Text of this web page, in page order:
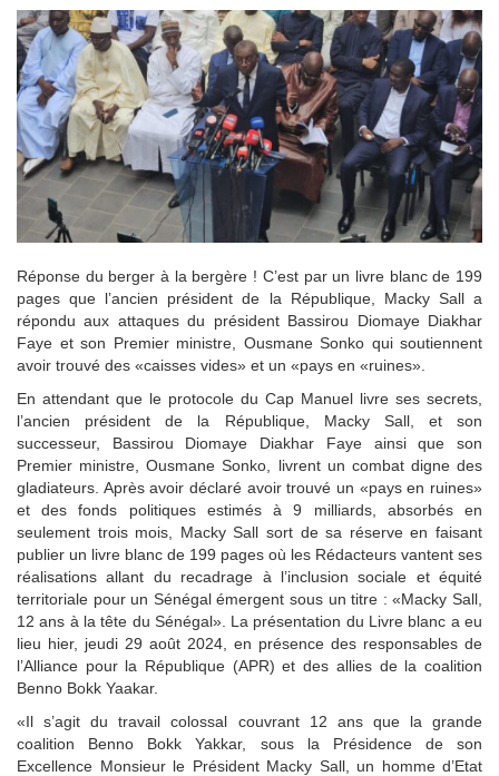
Réponse du berger à la bergère ! C’est par un livre blanc de 199
pages que l’ancien président de la République, Macky Sall a
répondu aux attaques du président Bassirou Diomaye Diakhar
Faye et son Premier ministre, Ousmane Sonko qui soutiennent
avoir trouvé des «caisses vides» et un «pays en «ruines».
En attendant que le protocole du Cap Manuel livre ses secrets,
l’ancien président de la République, Macky Sall, et son
successeur, Bassirou Diomaye Diakhar Faye ainsi que son
Premier ministre, Ousmane Sonko, livrent un combat digne des
gladiateurs. Après avoir déclaré avoir trouvé un «pays en ruines»
et des fonds politiques estimés à 9 milliards, absorbés en
seulement trois mois, Macky Sall sort de sa réserve en faisant
publier un livre blanc de 199 pages où les Rédacteurs vantent ses
réalisations allant du recadrage à l’inclusion sociale et équité
territoriale pour un Sénégal émergent sous un titre : «Macky Sall,
12 ans à la tête du Sénégal». La présentation du Livre blanc a eu
lieu hier, jeudi 29 août 2024, en présence des responsables de
l’Alliance pour la République (APR) et des allies de la coalition
Benno Bokk Yaakar.
«Il s’agit du travail colossal couvrant 12 ans que la grande
coalition Benno Bokk Yakkar, sous la Présidence de son
Excellence Monsieur le Président Macky Sall, un homme d’Etat